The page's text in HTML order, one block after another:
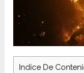
Indice De